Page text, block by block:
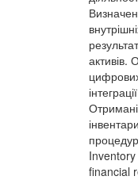
активів.
financial